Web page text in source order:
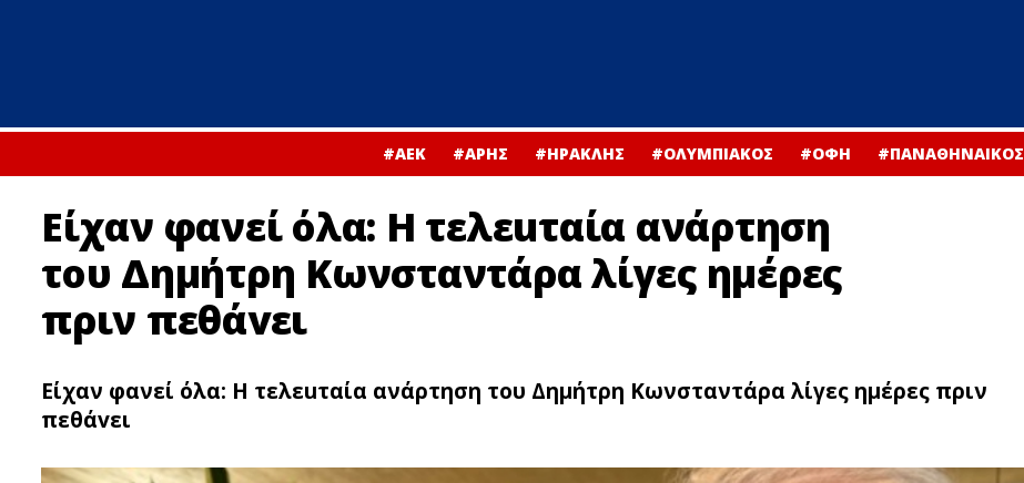
#ΑΕΚ #ΑΡΗΣ #ΗΡΑΚΛΗΣ #ΟΛΥΜΠΙΑΚΟΣ #ΟΦΗ #ΠΑΝΑΘΗΝΑΙΚΟΣ
Είχαν φανεί όλα: Η τελεuταία ανάρτηση
του Δημήτρη Κωνσταντάρα λίγες ημέρες
πριν πεθάvει
Είχαν φανεί όλα: Η τελεuταία ανάρτηση του Δημήτρη Κωνσταντάρα λίγες ημέρες πριν
πεθάvει